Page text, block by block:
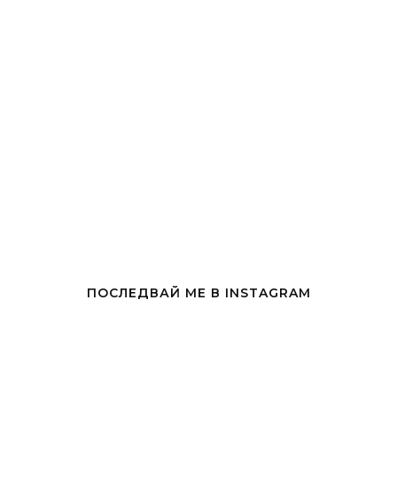
ПОСЛЕДВАЙ МЕ В INSTAGRAM